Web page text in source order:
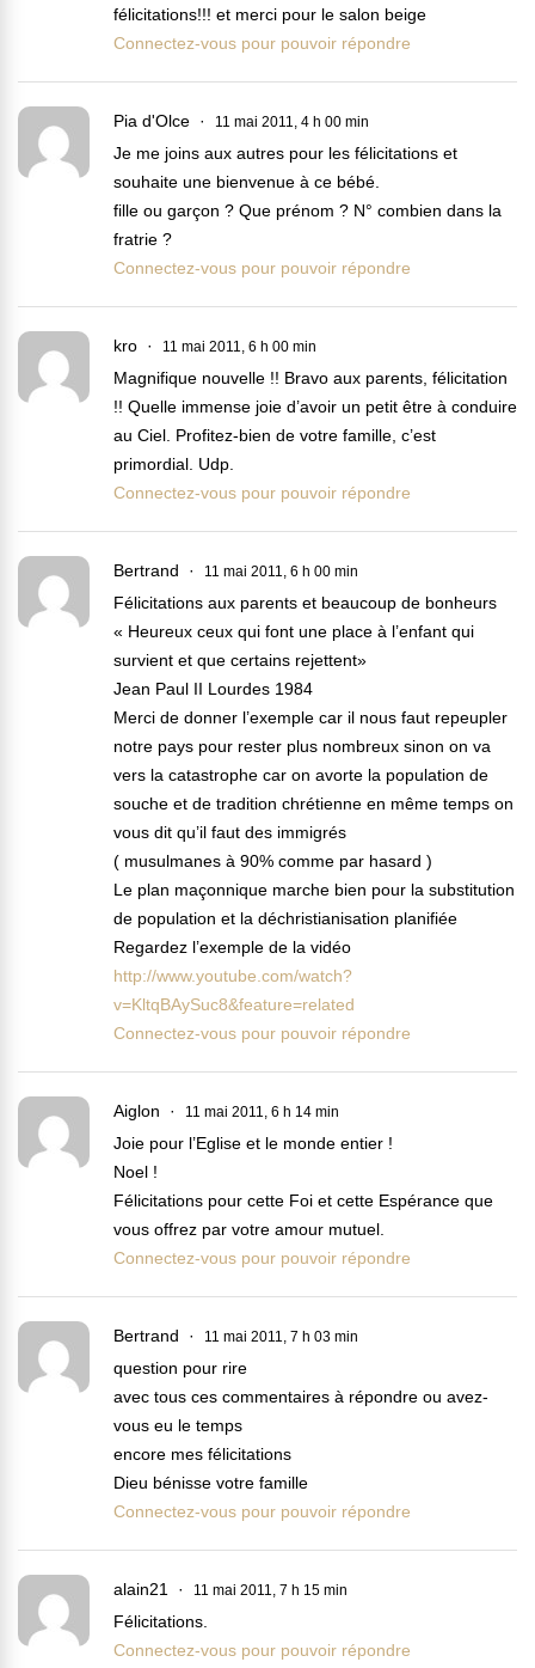
félicitations!!! et merci pour le salon beige
Connectez-vous pour pouvoir répondre
Pia d'Olce 11 mai 2011, 4 h 00 min
Je me joins aux autres pour les félicitations et
souhaite une bienvenue à ce bébé.
fille ou garçon ? Que prénom ? N° combien dans la
fratrie ?
Connectez-vous pour pouvoir répondre
kro 11 mai 2011, 6 h 00 min
Magnifique nouvelle !! Bravo aux parents, félicitation
!! Quelle immense joie d’avoir un petit être à conduire
au Ciel. Profitez-bien de votre famille, c’est
primordial. Udp.
Connectez-vous pour pouvoir répondre
Bertrand 11 mai 2011, 6 h 00 min
Félicitations aux parents et beaucoup de bonheurs
« Heureux ceux qui font une place à l’enfant qui
survient et que certains rejettent»
Jean Paul II Lourdes 1984
Merci de donner l’exemple car il nous faut repeupler
notre pays pour rester plus nombreux sinon on va
vers la catastrophe car on avorte la population de
souche et de tradition chrétienne en même temps on
vous dit qu’il faut des immigrés
( musulmanes à 90% comme par hasard )
Le plan maçonnique marche bien pour la substitution
de population et la déchristianisation planifiée
Regardez l’exemple de la vidéo
http://www.youtube.com/watch?
v=KltqBAySuc8&feature=related
Connectez-vous pour pouvoir répondre
Aiglon 11 mai 2011, 6 h 14 min
Joie pour l’Eglise et le monde entier !
Noel !
Félicitations pour cette Foi et cette Espérance que
vous offrez par votre amour mutuel.
Connectez-vous pour pouvoir répondre
Bertrand 11 mai 2011, 7 h 03 min
question pour rire
avec tous ces commentaires à répondre ou avez-
vous eu le temps
encore mes félicitations
Dieu bénisse votre famille
Connectez-vous pour pouvoir répondre
alain21 11 mai 2011, 7 h 15 min
Félicitations.
Connectez-vous pour pouvoir répondre